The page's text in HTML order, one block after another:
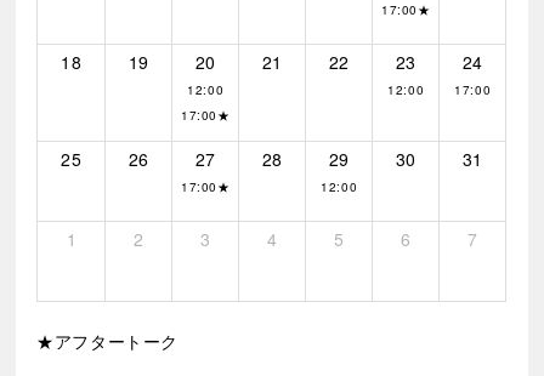
17:00★
18 19 20
12:00
17:00★
21 22 23
12:00
24
17:00
25 26 27
17:00★
28 29
12:00
30 31
1 2 3 4 5 6 7
★アフタートーク